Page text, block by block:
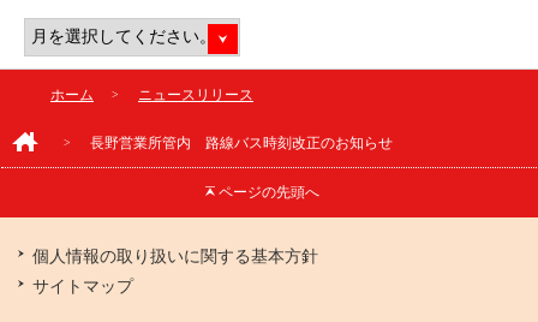
ホーム ニュースリリース
長野営業所管内 路線バス時刻改正のお知らせ
ページの先頭へ
個人情報の取り扱いに関する基本方針
サイトマップ